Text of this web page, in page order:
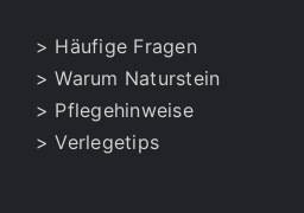
> Häufige Fragen
> Warum Naturstein
> Pflegehinweise
> Verlegetips